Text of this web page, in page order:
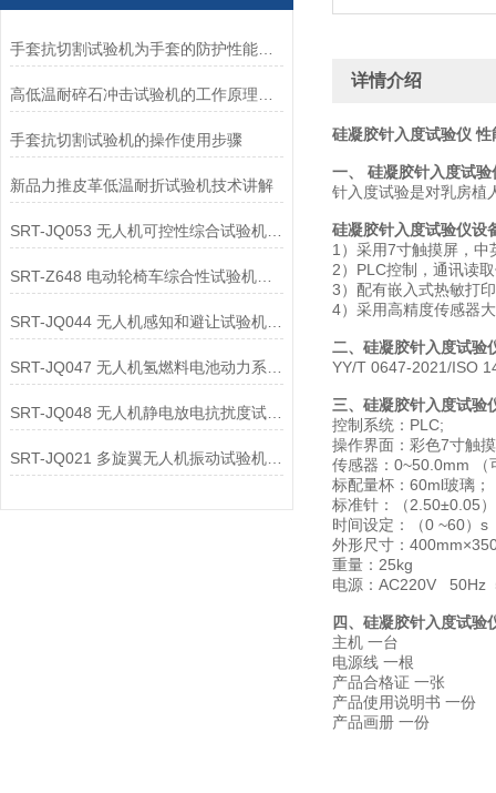
手套抗切割试验机为手套的防护性能提供了客观数据
手套抗切割试验机的操作使用步骤
新品力推皮革低温耐折试验机技术讲解
SRT-JQ053 无人机可控性综合试验机的应用领域介绍
SRT-Z648 电动轮椅车综合性试验机可以用在哪些方面
SRT-JQ044 无人机感知和避让试验机的应用领域有哪些
SRT-JQ048 无人机静电放电抗扰度试验机有哪些特点
SRT-JQ021 多旋翼无人机振动试验机简单介绍 质量保证
详情介绍
硅凝胶针入度试验仪 性
一、 硅凝胶针入度试验
针入度试验是对乳房植
硅凝胶针入度试验仪设
1）采用7寸触摸屏，中
2）PLC控制，通讯读
3）配有嵌入式热敏打
4）采用高精度传感器
二、硅凝胶针入度试验
YY/T 0647-2021/ISO
三、硅凝胶针入度试验
控制系统：PLC;
操作界面：彩色7寸触
传感器：0~50.0mm （
标配量杯：60ml玻璃；
标准针：（2.50±0.05
时间设定：（0 ~60）s
外形尺寸：
重量：25kg
电源：AC220V 50Hz
四、硅凝胶针入度试验
主机 一台
电源线 一根
产品合格证 一张
产品使用说明书 一份
产品画册 一份